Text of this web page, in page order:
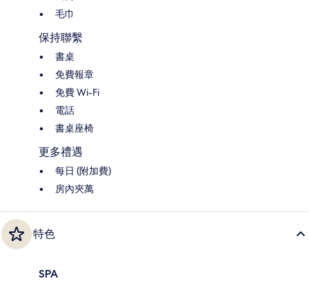
毛巾
保持聯繫
書桌
免費報章
免費 Wi-Fi
電話
書桌座椅
更多禮遇
每日 (附加費)
房內夾萬
特色
SPA